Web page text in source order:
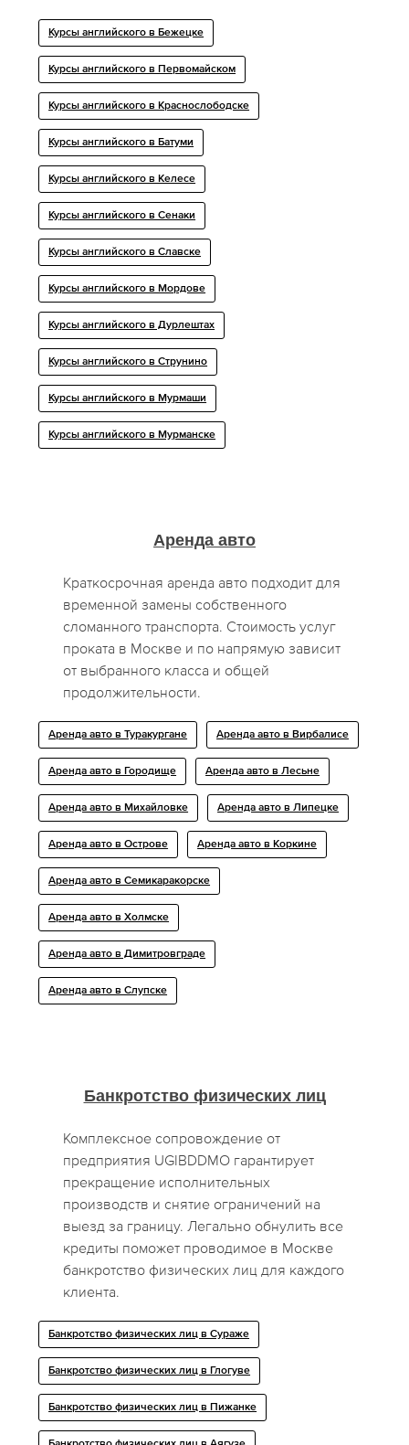
Курсы английского в Бежецке
Курсы английского в Первомайском
Курсы английского в Краснослободске
Курсы английского в Батуми
Курсы английского в Келесе
Курсы английского в Сенаки
Курсы английского в Славске
Курсы английского в Мордове
Курсы английского в Дурлештах
Курсы английского в Струнино
Курсы английского в Мурмаши
Курсы английского в Мурманске
Аренда авто
Краткосрочная аренда авто подходит для
временной замены собственного
сломанного транспорта. Стоимость услуг
проката в Москве и по напрямую зависит
от выбранного класса и общей
продолжительности.
Аренда авто в Туракургане Аренда авто в Вирбалисе
Аренда авто в Городище Аренда авто в Лесьне
Аренда авто в Михайловке Аренда авто в Липецке
Аренда авто в Острове Аренда авто в Коркине
Аренда авто в Семикаракорске
Аренда авто в Холмске
Аренда авто в Димитровграде
Аренда авто в Слупске
Банкротство физических лиц
Комплексное сопровождение от
предприятия UGIBDDMO гарантирует
прекращение исполнительных
производств и снятие ограничений на
выезд за границу. Легально обнулить все
кредиты поможет проводимое в Москве
банкротство физических лиц для каждого
клиента.
Банкротство физических лиц в Сураже
Банкротство физических лиц в Глогуве
Банкротство физических лиц в Пижанке